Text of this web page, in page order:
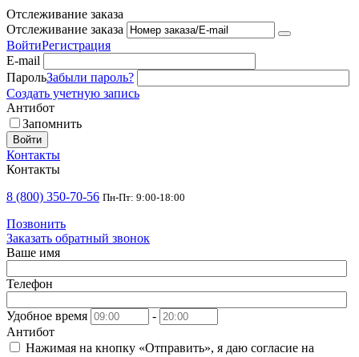
Отслеживание заказа
Отслеживание заказа
ВойтиРегистрация
E-mail
ПарольЗабыли пароль?
Создать учетную запись
Антибот
Запомнить
Войти
Контакты
Контакты
8 (800) 350-70-56 Пн-Пт: 9:00-18:00
Позвонить
Заказать обратный звонок
Ваше имя
Телефон
Удобное время
-
Антибот
Нажимая на кнопку «Отправить», я даю согласие на